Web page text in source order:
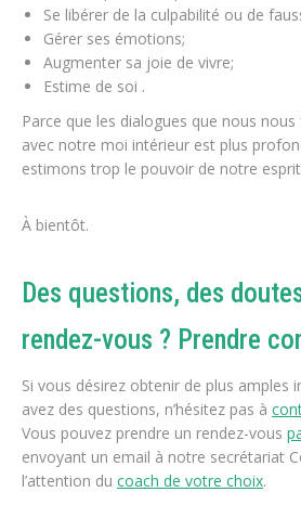
Se libérer de la culpabilité ou de
Gérer ses émotions;
Augmenter sa joie de vivre;
Estime de soi .
Parce que les dialogues que nous
avec notre moi intérieur est plus
estimons trop le pouvoir de notre
À bientôt.
Des questions, des
rendez-vous ? Prendre
Si vous désirez obtenir de plus amples
avez des questions, n’hésitez pas à
Vous pouvez prendre un rendez-vous
envoyant un email à notre secrétariat
l’attention du coach de votre choix.